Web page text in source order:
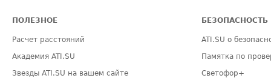
ПОЛЕЗНОЕ
Расчет расстояний
Академия ATI.SU
Звезды ATI.SU на вашем сайте
БЕЗОПАСНОСТЬ
ATI.SU о
Памятка по
Светофор+